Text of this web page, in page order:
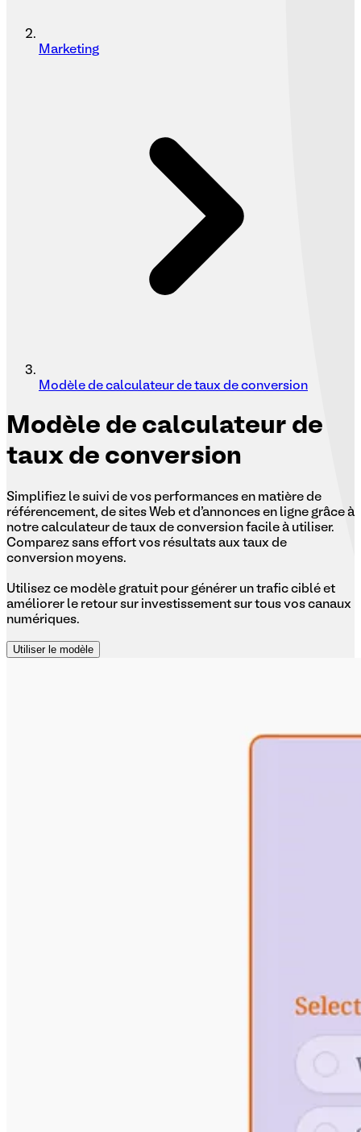
Marketing
Modèle de calculateur de taux de conversion
Modèle de calculateur de
taux de conversion
Simplifiez le suivi de vos performances en matière de
référencement, de sites Web et d'annonces en ligne grâce à
notre calculateur de taux de conversion facile à utiliser.
Comparez sans effort vos résultats aux taux de
conversion moyens.
Utilisez ce modèle gratuit pour générer un trafic ciblé et
améliorer le retour sur investissement sur tous vos canaux
numériques.
Utiliser le modèle